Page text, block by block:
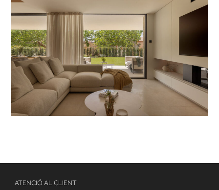
ATENCIÓ AL CLIENT